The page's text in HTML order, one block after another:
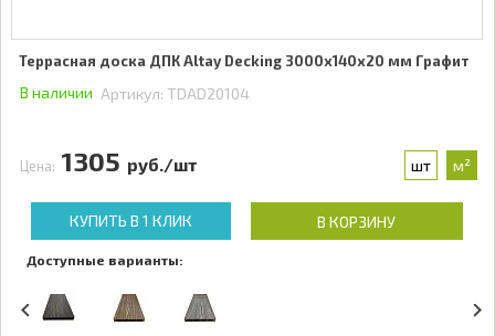
Террасная доска ДПК Altay Decking 3000х140х20 мм Графит
В наличии Артикул: TDAD20104
Цена: 1305 руб./шт шт м²
КУПИТЬ В 1 КЛИК В КОРЗИНУ
Доступные варианты: